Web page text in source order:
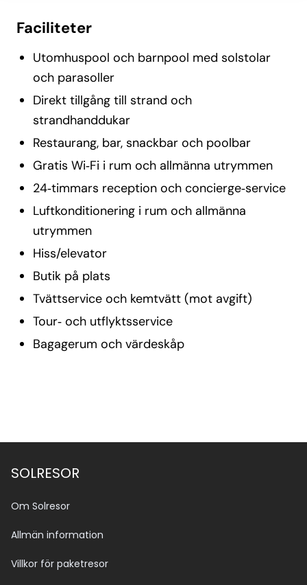
Faciliteter
Utomhuspool och barnpool med solstolar
och parasoller
Direkt tillgång till strand och
strandhanddukar
Restaurang, bar, snackbar och poolbar
Gratis Wi‑Fi i rum och allmänna utrymmen
24‑timmars reception och concierge‑service
Luftkonditionering i rum och allmänna
utrymmen
Hiss/elevator
Butik på plats
Tvättservice och kemtvätt (mot avgift)
Tour‑ och utflyktsservice
Bagagerum och värdeskåp
SOLRESOR
Om Solresor
Allmän information
Villkor för paketresor